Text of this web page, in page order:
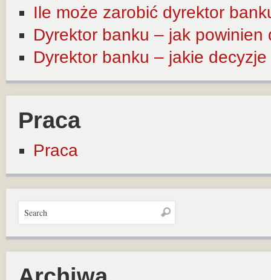
Ile może zarobić dyrektor
Dyrektor banku – jak
Dyrektor banku – jakie
Praca
Praca